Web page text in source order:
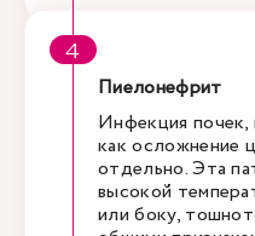
Пиелонефрит
Инфекция почек,
как осложнение
отдельно. Эта
высокой
или боку,